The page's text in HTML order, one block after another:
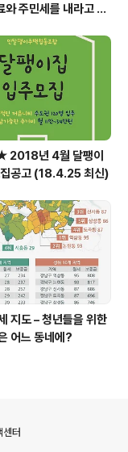
와 주민세를 내라고 고
2018년 4월 달팽이
집공고 (18.4.25 최신)
지도 – 청년들을 위한
어느 동네에?
센터